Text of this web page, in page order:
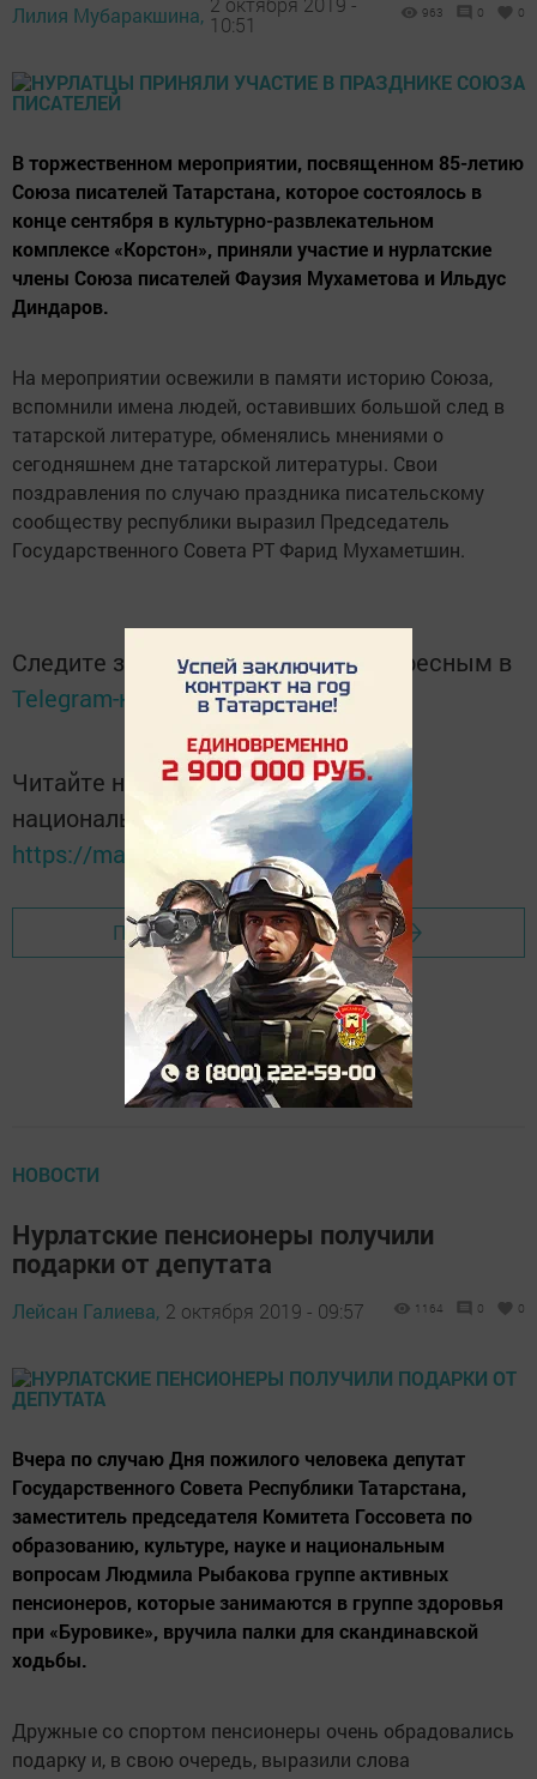
Лилия Мубаракшина, 10:51
963 0 0
В торжественном мероприятии, посвященном 85-летию
Союза писателей Татарстана, которое состоялось в
конце сентября в культурно-развлекательном
комплексе «Корстон», приняли участие и нурлатские
члены Союза писателей Фаузия Мухаметова и Ильдус
Диндаров.
На мероприятии освежили в памяти историю Союза,
вспомнили имена людей, оставивших большой след в
татарской литературе, обменялись мнениями о
сегодняшнем дне татарской литературы. Свои
поздравления по случаю праздника писательскому
сообществу республики выразил Председатель
Государственного Совета РТ Фарид Мухаметшин.
Следите за самым важным и интересным в
Telegram-каналеТатмедиа
Читайте новости Татарстана в
национальном мессенджере MАХ:
https://max.ru/tatmedia
Перейти на страницу новости
НОВОСТИ
Нурлатские пенсионеры получили
подарки от депутата
Лейсан Галиева, 2 октября 2019 - 09:57 1164 0 0
Вчера по случаю Дня пожилого человека депутат
Государственного Совета Республики Татарстана,
заместитель председателя Комитета Госсовета по
образованию, культуре, науке и национальным
вопросам Людмила Рыбакова группе активных
пенсионеров, которые занимаются в группе здоровья
при «Буровике», вручила палки для скандинавской
ходьбы.
Дружные со спортом пенсионеры очень обрадовались
подарку и, в свою очередь, выразили слова